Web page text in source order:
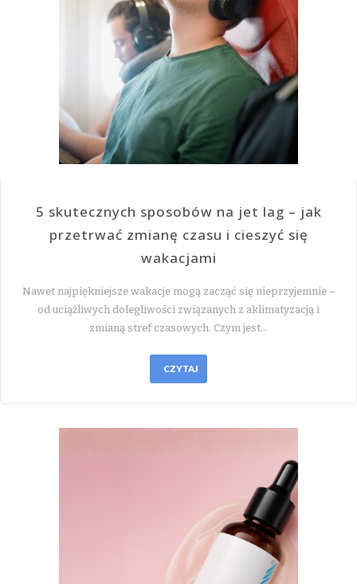
5 skutecznych sposobów na jet lag – jak
przetrwać zmianę czasu i cieszyć się
wakacjami
Nawet najpiękniejsze wakacje mogą zacząć się nieprzyjemnie –
od uciążliwych dolegliwości związanych z aklimatyzacją i
zmianą stref czasowych. Czym jest…
CZYTAJ